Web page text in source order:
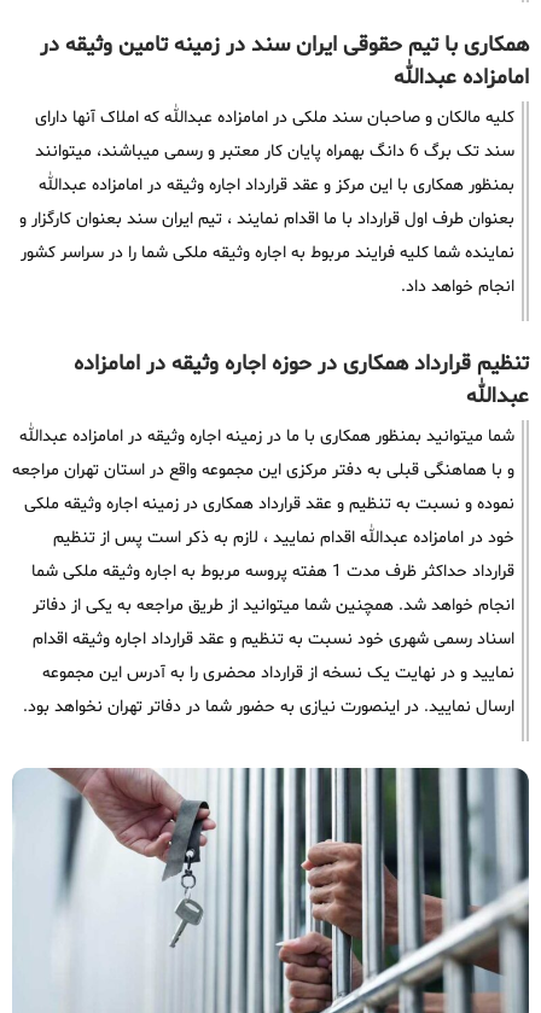
همکاری با تیم حقوقی ایران سند در زمینه تامین وثیقه در
امامزاده عبدالله
کلیه مالکان و صاحبان سند ملکی در امامزاده عبدالله که املاک آنها دارای
سند تک برگ 6 دانگ بهمراه پایان کار معتبر و رسمی میباشند، میتوانند
بمنظور همکاری با این مرکز و عقد قرارداد اجاره وثیقه در امامزاده عبدالله
بعنوان طرف اول قرارداد با ما اقدام نمایند ، تیم ایران سند بعنوان کارگزار و
نماینده شما کلیه فرایند مربوط به اجاره وثیقه ملکی شما را در سراسر کشور
انجام خواهد داد.
تنظیم قرارداد همکاری در حوزه اجاره وثیقه در امامزاده
عبدالله
شما میتوانید بمنظور همکاری با ما در زمینه اجاره وثیقه در امامزاده عبدالله
و با هماهنگی قبلی به دفتر مرکزی این مجموعه واقع در استان تهران مراجعه
نموده و نسبت به تنظیم و عقد قرارداد همکاری در زمینه اجاره وثیقه ملکی
خود در امامزاده عبدالله اقدام نمایید ، لازم به ذکر است پس از تنظیم
قرارداد حداکثر ظرف مدت 1 هفته پروسه مربوط به اجاره وثیقه ملکی شما
انجام خواهد شد. همچنین شما میتوانید از طریق مراجعه به یکی از دفاتر
اسناد رسمی شهری خود نسبت به تنظیم و عقد قرارداد اجاره وثیقه اقدام
نمایید و در نهایت یک نسخه از قرارداد محضری را به آدرس این مجموعه
ارسال نمایید. در اینصورت نیازی به حضور شما در دفاتر تهران نخواهد بود.